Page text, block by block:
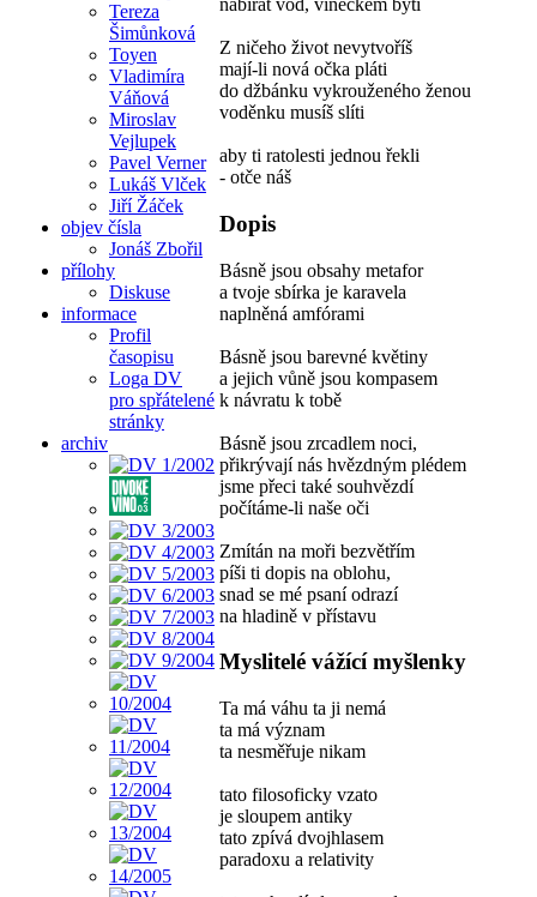
Tereza
Šimůnková
Toyen
Vladimíra
Váňová
Miroslav
Vejlupek
Pavel Verner
Lukáš Vlček
Jiří Žáček
objev čísla
Jonáš Zbořil
přílohy
Diskuse
informace
Profil
časopisu
Loga DV
pro spřátelené
stránky
archiv
nabírat vod, vínečkem býti
Z ničeho život nevytvoříš
mají-li nová očka pláti
do džbánku vykrouženého ženou
voděnku musíš slíti
aby ti ratolesti jednou řekli
- otče náš
Dopis
Básně jsou obsahy metafor
a tvoje sbírka je karavela
naplněná amfórami
Básně jsou barevné květiny
a jejich vůně jsou kompasem
k návratu k tobě
Básně jsou zrcadlem noci,
přikrývají nás hvězdným plédem
jsme přeci také souhvězdí
počítáme-li naše oči
Zmítán na moři bezvětřím
píši ti dopis na oblohu,
snad se mé psaní odrazí
na hladině v přístavu
Myslitelé vážící myšlenky
Ta má váhu ta ji nemá
ta má význam
ta nesměřuje nikam
tato filosoficky vzato
je sloupem antiky
tato zpívá dvojhlasem
paradoxu a relativity